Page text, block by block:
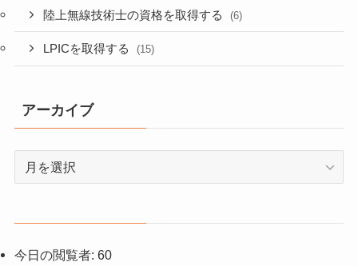
陸上無線技術士の資格を取得する (6)
LPICを取得する (15)
アーカイブ
今日の閲覧者: 60